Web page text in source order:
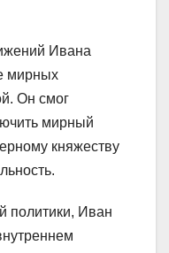
Ивана
мирных
Он смог
мирный
княжеству
политики, Иван